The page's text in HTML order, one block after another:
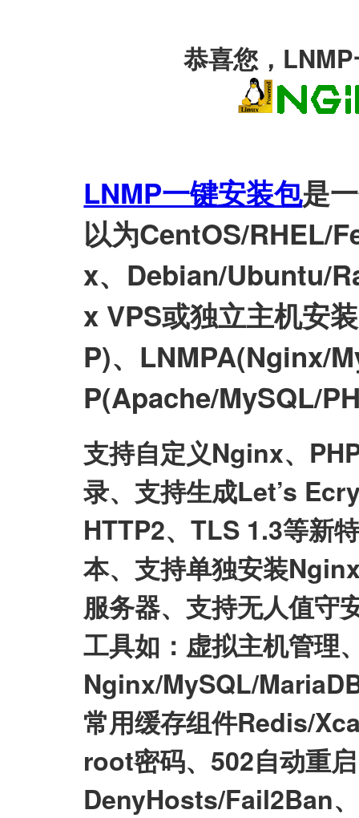
恭喜您，
LNMP一键安装包是
以为CentOS/RHEL/
x、Debian/Ubuntu/
x VPS或独立主机安
P)、LNMPA(Nginx/
P(Apache/MySQL/
支持自定义Nginx、
录、支持生成Let’s
HTTP2、TLS 1.3等新
本、支持单独安装
服务器、支持无人值守
工具如：虚拟主机管理
Nginx/MySQL/
常用缓存组件Redis/
root密码、502自动重
DenyHosts/Fail2Ban